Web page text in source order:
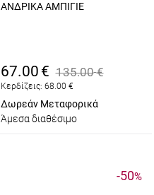
ΑΝΔΡΙΚΑ ΑΜΠΙΓΙΕ
67.00 € 135.00 €
Κερδίζεις: 68.00 €
Δωρεάν Μεταφορικά
Άμεσα διαθέσιμο
-50%